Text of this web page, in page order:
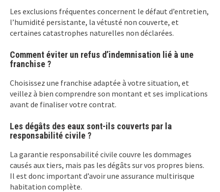
Les exclusions fréquentes concernent le défaut d’entretien,
l’humidité persistante, la vétusté non couverte, et
certaines catastrophes naturelles non déclarées.
Comment éviter un refus d’indemnisation lié à une
franchise ?
Choisissez une franchise adaptée à votre situation, et
veillez à bien comprendre son montant et ses implications
avant de finaliser votre contrat.
Les dégâts des eaux sont-ils couverts par la
responsabilité civile ?
La garantie responsabilité civile couvre les dommages
causés aux tiers, mais pas les dégâts sur vos propres biens.
Il est donc important d’avoir une assurance multirisque
habitation complète.